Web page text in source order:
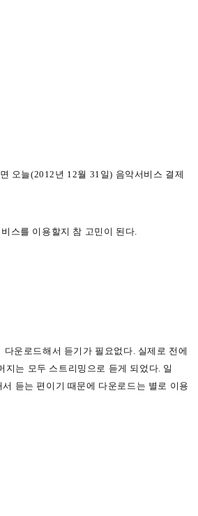
오늘(2012년 12월 31일) 음악서비스 결제
스를 이용할지 참 고민이 된다.
운로드해서 듣기가 필요없다. 실제로 전에
는 모두 스트리밍으로 듣게 되었다. 일
듣는 편이기 때문에 다운로드는 별로 이용